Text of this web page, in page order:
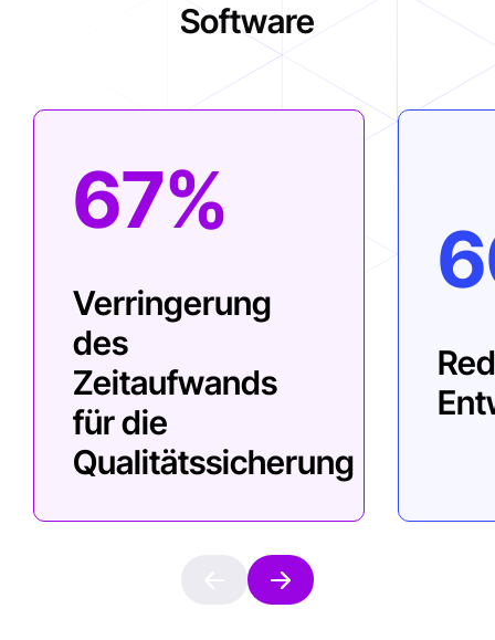
Software
67%
Verringerung
des
Zeitaufwands
für die
Qualitätssicherung